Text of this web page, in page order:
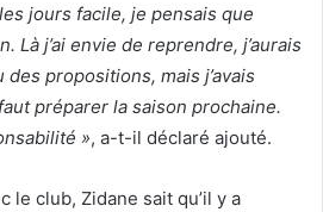
jours facile, je pensais que
Là j’ai envie de reprendre, j’aurais
des propositions, mais j’avais
préparer la saison prochaine.
», a-t-il déclaré ajouté.
le club, Zidane sait qu’il y a